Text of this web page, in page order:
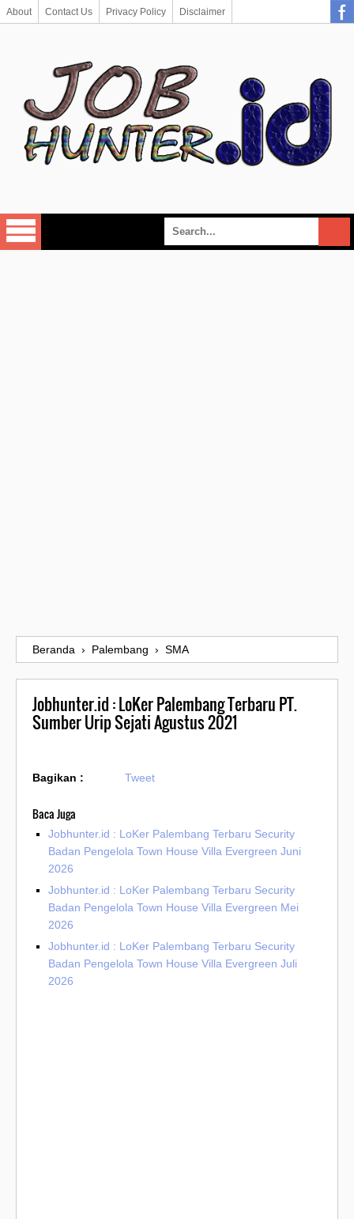
About Contact Us Privacy Policy Disclaimer
Beranda › Palembang › SMA
Jobhunter.id : LoKer Palembang Terbaru PT.
Sumber Urip Sejati Agustus 2021
Bagikan : Tweet
Baca Juga
Jobhunter.id : LoKer Palembang Terbaru Security
Badan Pengelola Town House Villa Evergreen Juni
2026
Jobhunter.id : LoKer Palembang Terbaru Security
Badan Pengelola Town House Villa Evergreen Mei
2026
Jobhunter.id : LoKer Palembang Terbaru Security
Badan Pengelola Town House Villa Evergreen Juli
2026